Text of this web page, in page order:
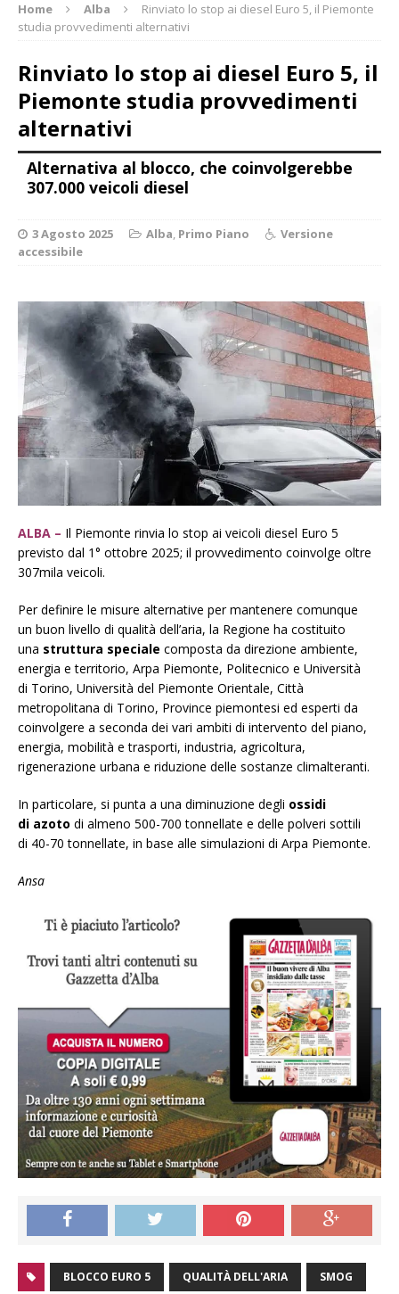
Home Alba
Rinviato lo stop ai diesel Euro 5, il Piemonte
studia provvedimenti alternativi
Rinviato lo stop ai diesel Euro 5, il
Piemonte studia provvedimenti
alternativi
Alternativa al blocco, che coinvolgerebbe
307.000 veicoli diesel
3 Agosto 2025 Alba, Primo Piano
Versione
accessibile
ALBA – Il Piemonte rinvia lo stop ai veicoli diesel Euro 5
previsto dal 1° ottobre 2025; il provvedimento coinvolge oltre
307mila veicoli.
Per definire le misure alternative per mantenere comunque
un buon livello di qualità dell’aria, la Regione ha costituito
una struttura speciale composta da direzione ambiente,
energia e territorio, Arpa Piemonte, Politecnico e Università
di Torino, Università del Piemonte Orientale, Città
metropolitana di Torino, Province piemontesi ed esperti da
coinvolgere a seconda dei vari ambiti di intervento del piano,
energia, mobilità e trasporti, industria, agricoltura,
rigenerazione urbana e riduzione delle sostanze climalteranti.
In particolare, si punta a una diminuzione degli ossidi
di azoto di almeno 500-700 tonnellate e delle polveri sottili
di 40-70 tonnellate, in base alle simulazioni di Arpa Piemonte.
Ansa
BLOCCO EURO 5 QUALITÀ DELL'ARIA SMOG